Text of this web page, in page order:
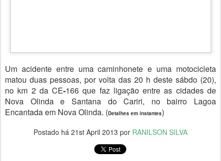
Um acidente entre uma caminhonete e uma motocicleta
matou duas pessoas, por volta das 20 h deste sábdo (20),
no km 2 da CE-166 que faz ligação entre as cidades de
Nova Olinda e Santana do Cariri, no bairro Lagoa
Encantada em Nova Olinda. (Detalhes em instantes)
Postado há 21st April 2013 por RANILSON SILVA